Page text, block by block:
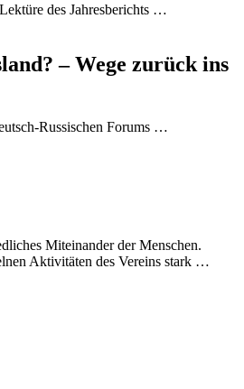
des Jahresberichts …
– Wege zurück ins
Russischen Forums …
Miteinander der Menschen.
Aktivitäten des Vereins stark …